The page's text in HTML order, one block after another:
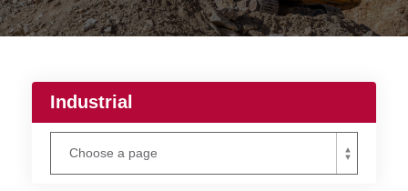
Industrial